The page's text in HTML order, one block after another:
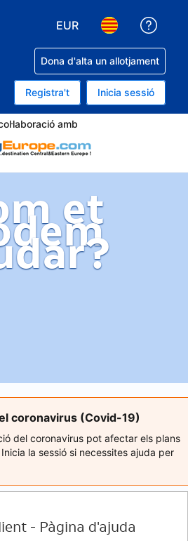
EUR
Dona d'alta un allotjament
Registra't Inicia sessió
amb
et
coronavirus (Covid-19)
del coronavirus pot afectar els plans
la sessió si necessites ajuda per
- Pàgina d'ajuda